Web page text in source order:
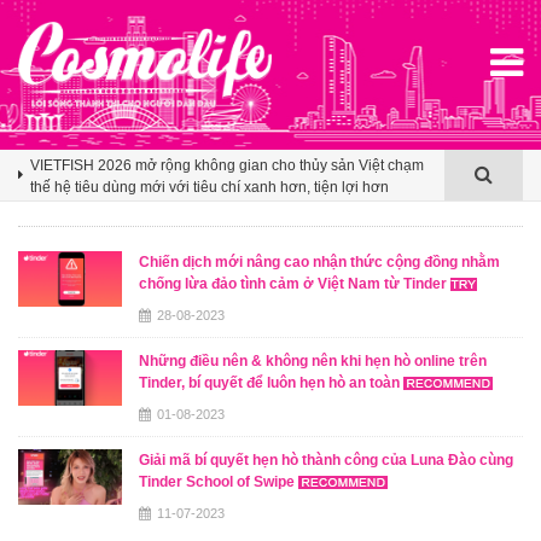
Klook hé lộ khoảng trống cảm ơn trong văn hóa du lịch nhóm
của người Việt
VIETFISH 2026 mở rộng không gian cho thủy sản Việt chạm
thế hệ tiêu dùng mới với tiêu chí xanh hơn, tiện lợi hơn
Booking.com x Mille Mille biến ly cà phê thành tấm vé mở lối
du lịch Việt
Klook hé lộ khoảng trống cảm ơn trong văn hóa du lịch nhóm
VIETFISH 2026 mở rộng không gian cho thủy sản Việt chạm
thế hệ tiêu dùng mới với tiêu chí xanh hơn, tiện lợi hơn
Chiến dịch mới nâng cao nhận thức cộng đồng nhằm
chống lừa đảo tình cảm ở Việt Nam từ Tinder
28-08-2023
Những điều nên & không nên khi hẹn hò online trên
Tinder, bí quyết để luôn hẹn hò an toàn
01-08-2023
Giải mã bí quyết hẹn hò thành công của Luna Đào cùng
Tinder School of Swipe
11-07-2023